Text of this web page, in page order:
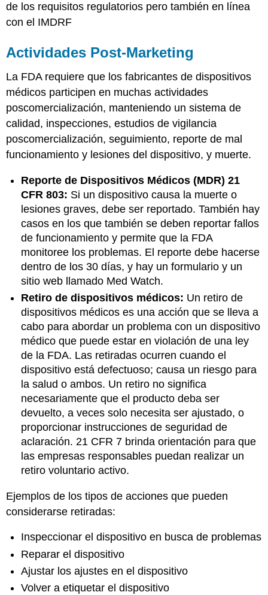
de los requisitos regulatorios pero también en línea
con el IMDRF
Actividades Post-Marketing
La FDA requiere que los fabricantes de dispositivos
médicos participen en muchas actividades
poscomercialización, manteniendo un sistema de
calidad, inspecciones, estudios de vigilancia
poscomercialización, seguimiento, reporte de mal
funcionamiento y lesiones del dispositivo, y muerte.
Reporte de Dispositivos Médicos (MDR) 21
CFR 803: Si un dispositivo causa la muerte o
lesiones graves, debe ser reportado. También hay
casos en los que también se deben reportar fallos
de funcionamiento y permite que la FDA
monitoree los problemas. El reporte debe hacerse
dentro de los 30 días, y hay un formulario y un
sitio web llamado Med Watch.
Retiro de dispositivos médicos: Un retiro de
dispositivos médicos es una acción que se lleva a
cabo para abordar un problema con un dispositivo
médico que puede estar en violación de una ley
de la FDA. Las retiradas ocurren cuando el
dispositivo está defectuoso; causa un riesgo para
la salud o ambos. Un retiro no significa
necesariamente que el producto deba ser
devuelto, a veces solo necesita ser ajustado, o
proporcionar instrucciones de seguridad de
aclaración. 21 CFR 7 brinda orientación para que
las empresas responsables puedan realizar un
retiro voluntario activo.
Ejemplos de los tipos de acciones que pueden
considerarse retiradas:
Inspeccionar el dispositivo en busca de problemas
Reparar el dispositivo
Ajustar los ajustes en el dispositivo
Volver a etiquetar el dispositivo